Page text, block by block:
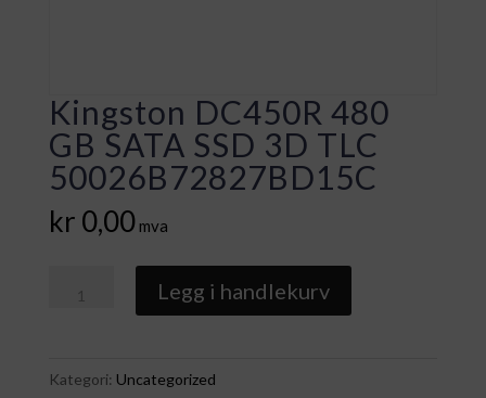
Kingston DC450R 480
GB SATA SSD 3D TLC
50026B72827BD15C
kr 0,00 mva
DC450R
SATA
Legg i handlekurv
Kategori: Uncategorized